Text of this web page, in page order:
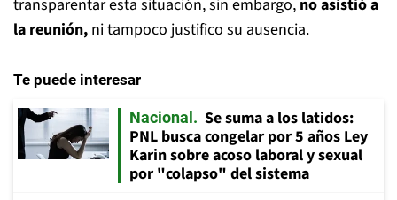
transparentar esta situación, sin embargo, no asistió a
la reunión, ni tampoco justifico su ausencia.
Te puede interesar
Nacional
Se suma a los latidos:
PNL busca congelar por 5 años Ley
Karin sobre acoso laboral y sexual
por "colapso" del sistema